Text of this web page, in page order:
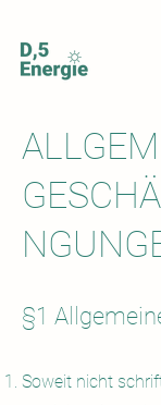
§1 Allgemein
Soweit nicht